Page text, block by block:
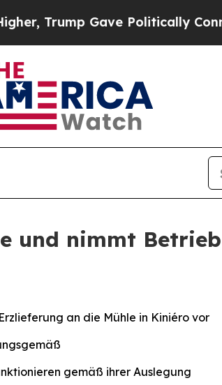
Connected oil
und nimmt
an die Mühle in Kiniéro vor
gemäß ihrer Auslegung